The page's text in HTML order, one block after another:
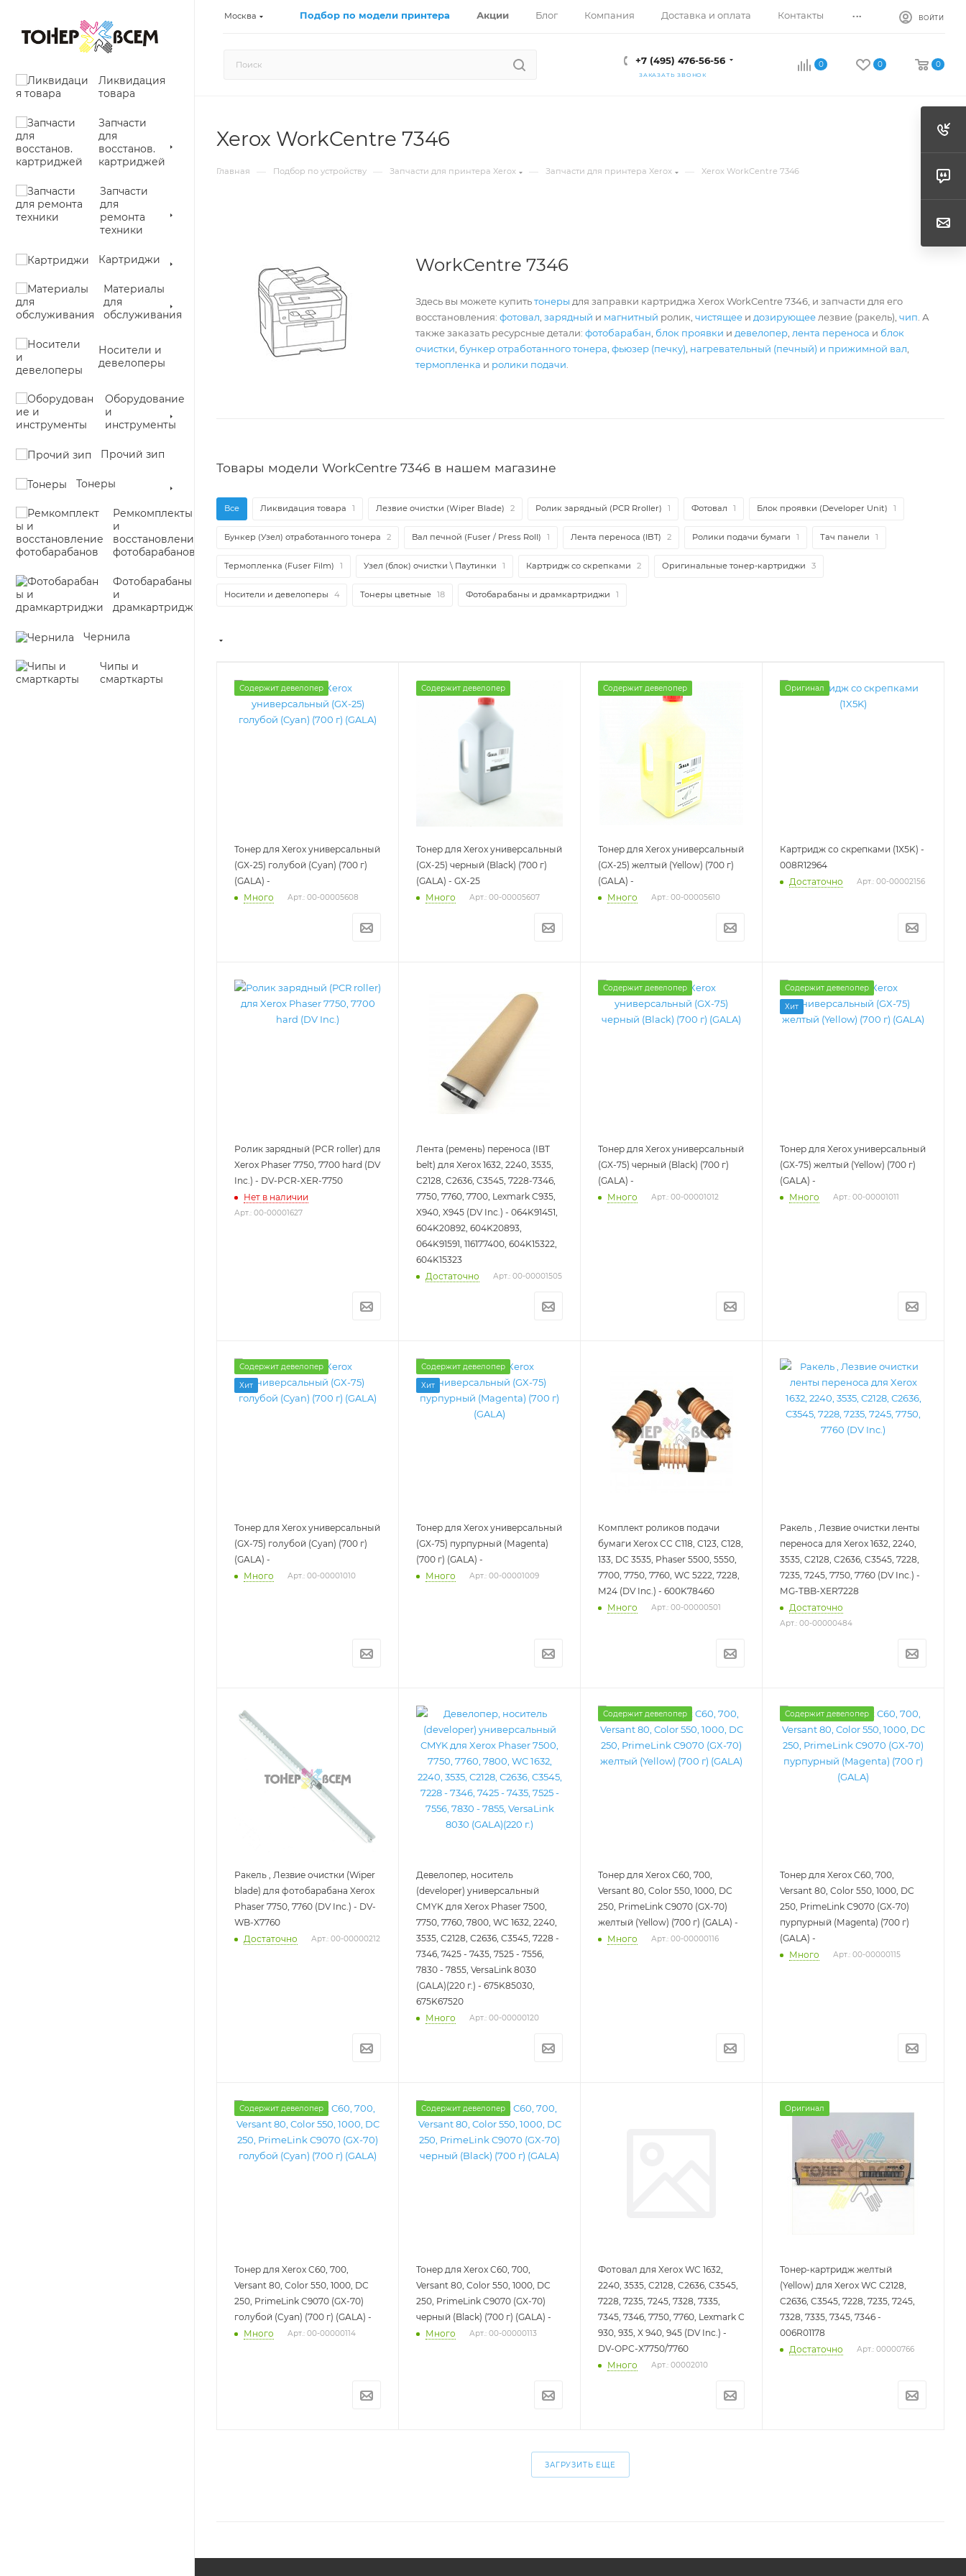
Москва Подбор по модели принтера Акции Блог Компания Доставка и оплата Контакты ... ВОЙТИ
+7 (495) 476-56-56
ЗАКАЗАТЬ ЗВОНОК
0 0 0
Ликвидация
товара
Запчасти
для
восстанов.
картриджей
Запчасти
для
ремонта
техники
Картриджи
Материалы
для
обслуживания
Носители и
девелоперы
Оборудование
и
инструменты
Прочий зип
Тонеры
Ремкомплекты
и
восстановление
фотобарабанов
Фотобарабаны
и
драмкартриджи
Чернила
Чипы и
смарткарты
Xerox WorkCentre 7346
Главная — Подбор по устройству — Запчасти для принтера Xerox — Запчасти для принтера Xerox — Xerox WorkCentre 7346
WorkCentre 7346
Здесь вы можете купитьтонеры для заправки картриджа Xerox WorkCentre 7346, и запчасти для его
восстановления:фотовал ,зарядный и магнитный ролик,чистящее и дозирующее лезвие (ракель),чип . А
также заказать ресурсные детали:фотобарабан блок проявки и девелопер лента переноса и блок
очистки бункер отработанного тонера ,фьюзер (печку) нагревательный (печный) и прижимной вал
термопленка и ролики подачи
Товары модели WorkCentre 7346 в нашем магазине
Все Ликвидация товара 1 Лезвие очистки (Wiper Blade) 2 Ролик зарядный (PCR Rroller) 1 Фотовал 1 Блок проявки (Developer Unit) 1
Бункер (Узел) отработанного тонера 2 Вал печной (Fuser / Press Roll) 1 Лента переноса (IBT) 2 Ролики подачи бумаги 1 Тач панели 1
Термопленка (Fuser Film) 1 Узел (блок) очистки \ Паутинки 1 Картридж со скрепками 2 Оригинальные тонер-картриджи 3
Носители и девелоперы 4 Тонеры цветные 18 Фотобарабаны и драмкартриджи 1
Содержит девелопер
Тонер для Xerox универсальный
(GX-25) голубой (Cyan) (700 г)
(GALA) -
Много
Арт.: 00-00005608
Содержит девелопер
Тонер для Xerox универсальный
(GX-25) черный (Black) (700 г)
(GALA) - GX-25
Много
Арт.: 00-00005607
Содержит девелопер
Тонер для Xerox универсальный
(GX-25) желтый (Yellow) (700 г)
(GALA) -
Много
Арт.: 00-00005610
Оригинал
Картридж со скрепками (1X5K) -
008R12964
Достаточно
Арт.: 00-00002156
Ролик зарядный (PCR roller) для
Xerox Phaser 7750, 7700 hard (DV
Inc.) - DV-PCR-XER-7750
Нет в наличии
Арт.: 00-00001627
Лента (ремень) переноса (IBT
belt) для Xerox 1632, 2240, 3535,
C2128, C2636, C3545, 7228-7346,
7750, 7760, 7700, Lexmark C935,
X940, X945 (DV Inc.) - 064K91451,
604K20892, 604K20893,
064K91591, 116177400, 604K15322,
604K15323
Достаточно
Арт.: 00-00001505
Содержит девелопер
Тонер для Xerox универсальный
(GX-75) черный (Black) (700 г)
(GALA) -
Много
Арт.: 00-00001012
Содержит девелопер
Хит
Тонер для Xerox универсальный
(GX-75) желтый (Yellow) (700 г)
(GALA) -
Много
Арт.: 00-00001011
Содержит девелопер
Хит
Тонер для Xerox универсальный
(GX-75) голубой (Cyan) (700 г)
(GALA) -
Много
Арт.: 00-00001010
Содержит девелопер
Хит
Тонер для Xerox универсальный
(GX-75) пурпурный (Magenta)
(700 г) (GALA) -
Много
Арт.: 00-00001009
Комплект роликов подачи
бумаги Xerox CС C118, C123, C128,
133, DС 3535, Phaser 5500, 5550,
7700, 7750, 7760, WС 5222, 7228,
M24 (DV Inc.) - 600K78460
Много
Арт.: 00-00000501
Ракель , Лезвие очистки ленты
переноса для Xerox 1632, 2240,
3535, C2128, С2636, C3545, 7228,
7235, 7245, 7750, 7760 (DV Inc.) -
MG-TBB-XER7228
Достаточно
Арт.: 00-00000484
Ракель , Лезвие очистки (Wiper
blade) для фотобарабана Xerox
Phaser 7750, 7760 (DV Inc.) - DV-
WB-X7760
Достаточно
Арт.: 00-00000212
Девелопер, носитель
(developer) универсальный
CMYK для Xerox Phaser 7500,
7750, 7760, 7800, WC 1632, 2240,
3535, C2128, С2636, C3545, 7228 -
7346, 7425 - 7435, 7525 - 7556,
7830 - 7855, VersaLink 8030
(GALA)(220 г.) - 675K85030,
675K67520
Много
Арт.: 00-00000120
Содержит девелопер
Тонер для Xerox C60, 700,
Versant 80, Color 550, 1000, DC
250, PrimeLink C9070 (GX-70)
желтый (Yellow) (700 г) (GALA) -
Много
Арт.: 00-00000116
Содержит девелопер
Тонер для Xerox C60, 700,
Versant 80, Color 550, 1000, DC
250, PrimeLink C9070 (GX-70)
пурпурный (Magenta) (700 г)
(GALA) -
Много
Арт.: 00-00000115
Содержит девелопер
Тонер для Xerox C60, 700,
Versant 80, Color 550, 1000, DC
250, PrimeLink C9070 (GX-70)
голубой (Cyan) (700 г) (GALA) -
Много
Арт.: 00-00000114
Содержит девелопер
Тонер для Xerox C60, 700,
Versant 80, Color 550, 1000, DC
250, PrimeLink C9070 (GX-70)
черный (Black) (700 г) (GALA) -
Много
Арт.: 00-00000113
Фотовал для Xerox WC 1632,
2240, 3535, C2128, С2636, C3545,
7228, 7235, 7245, 7328, 7335,
7345, 7346, 7750, 7760, Lexmark C
930, 935, X 940, 945 (DV Inc.) -
DV-OPC-X7750/7760
Много
Арт.: 00002010
Оригинал
Тонер-картридж желтый
(Yellow) для Xerox WC C2128,
C2636, C3545, 7228, 7235, 7245,
7328, 7335, 7345, 7346 -
006R01178
Достаточно
Арт.: 00000766
ЗАГРУЗИТЬ ЕЩЕ